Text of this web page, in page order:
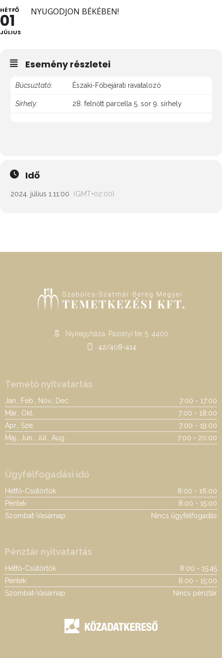
HÉTFŐ
01
JÚLIUS
NYUGODJON BÉKÉBEN!
Esemény részletei
Búcsuztató: Északi-Főbejárati ravatalozó
Sírhely: 28. felnőtt parcella 5. sor 9. sírhely
Idő
2024. július 1. 11:00 (GMT+02:00)
Nyíregyháza, Pazonyi tér 5. 4400
42/408-414
Temető nyitvatartás
Jan., Feb., Nov., Dec.
7:00 - 17:00
Már., Okt.
7:00 - 18:00
Ápr., Sze.
7:00 - 19:00
Máj., Jún., Júl., Aug.
7:00 - 20:00
Ügyfélfogadási idő
Hétfő-Csütörtök
8:00 - 16:00
Péntek
8:00 - 15:00
Szombat-Vasárnap
Nincs ügyfélfogadás
Pénztár nyitvatartás
Hétfő-Csütörtök
8:00 - 15:45
Péntek
8:00 - 15:00
Szombat-Vasárnap
Nincs pénztár